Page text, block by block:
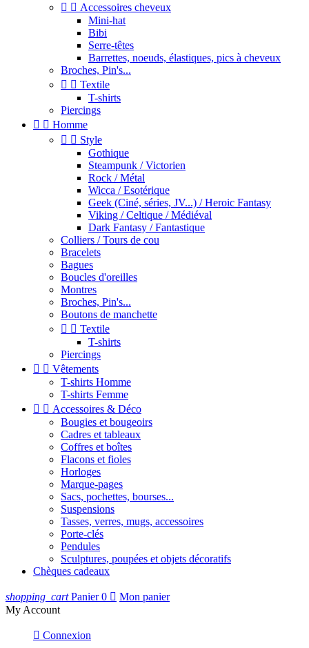
  Accessoires cheveux
Mini-hat
Bibi
Serre-têtes
Barrettes, noeuds, élastiques, pics à cheveux
Broches, Pin's...
  Textile
T-shirts
Piercings
  Homme
  Style
Gothique
Steampunk / Victorien
Rock / Métal
Wicca / Esotérique
Geek (Ciné, séries, JV...) / Heroic Fantasy
Viking / Celtique / Médiéval
Dark Fantasy / Fantastique
Colliers / Tours de cou
Bracelets
Bagues
Boucles d'oreilles
Montres
Broches, Pin's...
Boutons de manchette
  Textile
T-shirts
Piercings
  Vêtements
T-shirts Homme
T-shirts Femme
  Accessoires & Déco
Bougies et bougeoirs
Cadres et tableaux
Coffres et boîtes
Flacons et fioles
Horloges
Marque-pages
Sacs, pochettes, bourses...
Suspensions
Tasses, verres, mugs, accessoires
Porte-clés
Pendules
Sculptures, poupées et objets décoratifs
Chèques cadeaux
shopping_cart Panier 0  Mon panier
My Account
 Connexion